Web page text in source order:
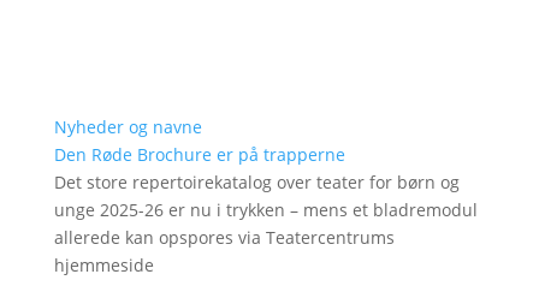
Nyheder og navne
Den Røde Brochure er på trapperne
Det store repertoirekatalog over teater for børn og
unge 2025-26 er nu i trykken – mens et bladremodul
allerede kan opspores via Teatercentrums
hjemmeside